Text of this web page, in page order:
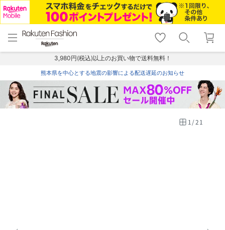
menu home
トップ
shopping_cart lock_outline
ログイン
3,980円(税込)以上のお買い物で送料無料！
熊本県を中心とする地震の影響による配送遅延のお知らせ
1/21